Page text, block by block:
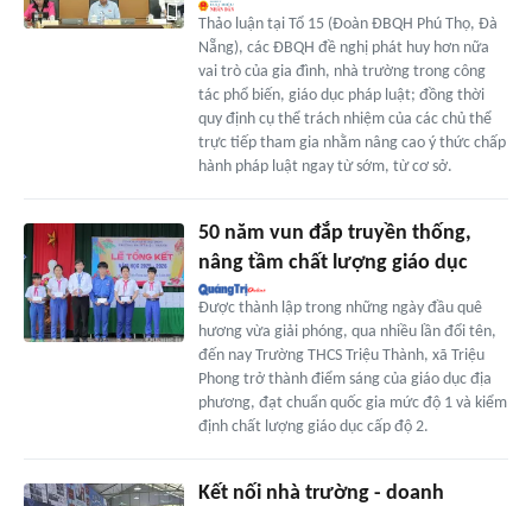
Thảo luận tại Tổ 15 (Đoàn ĐBQH Phú Thọ, Đà
Nẵng), các ĐBQH đề nghị phát huy hơn nữa
vai trò của gia đình, nhà trường trong công
tác phổ biến, giáo dục pháp luật; đồng thời
quy định cụ thể trách nhiệm của các chủ thể
trực tiếp tham gia nhằm nâng cao ý thức chấp
hành pháp luật ngay từ sớm, từ cơ sở.
50 năm vun đắp truyền thống,
nâng tầm chất lượng giáo dục
Được thành lập trong những ngày đầu quê
hương vừa giải phóng, qua nhiều lần đổi tên,
đến nay Trường THCS Triệu Thành, xã Triệu
Phong trở thành điểm sáng của giáo dục địa
phương, đạt chuẩn quốc gia mức độ 1 và kiểm
định chất lượng giáo dục cấp độ 2.
Kết nối nhà trường - doanh